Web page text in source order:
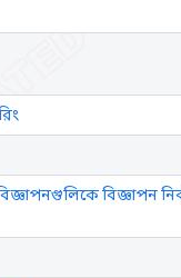
বিজ্ঞাপন